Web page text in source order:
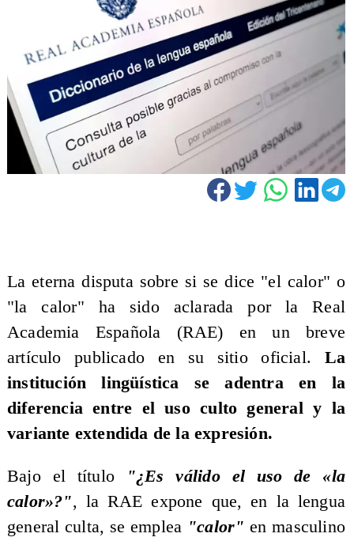
La eterna disputa sobre si se dice "el calor" o
"la calor" ha sido aclarada por la Real
Academia Española (RAE) en un breve
artículo publicado en su sitio oficial. La
institución lingüística se adentra en la
diferencia entre el uso culto general y la
variante extendida de la expresión.
Bajo el título
"¿Es válido el uso de «la
calor»?", la RAE expone que, en la lengua
general culta, se emplea "calor" en masculino